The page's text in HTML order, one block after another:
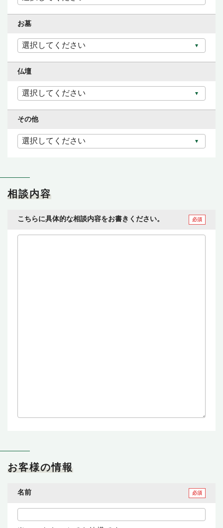
お墓
仏壇
その他
相談内容
こちらに具体的な相談内容をお書きください。 必須
お客様の情報
名前 必須